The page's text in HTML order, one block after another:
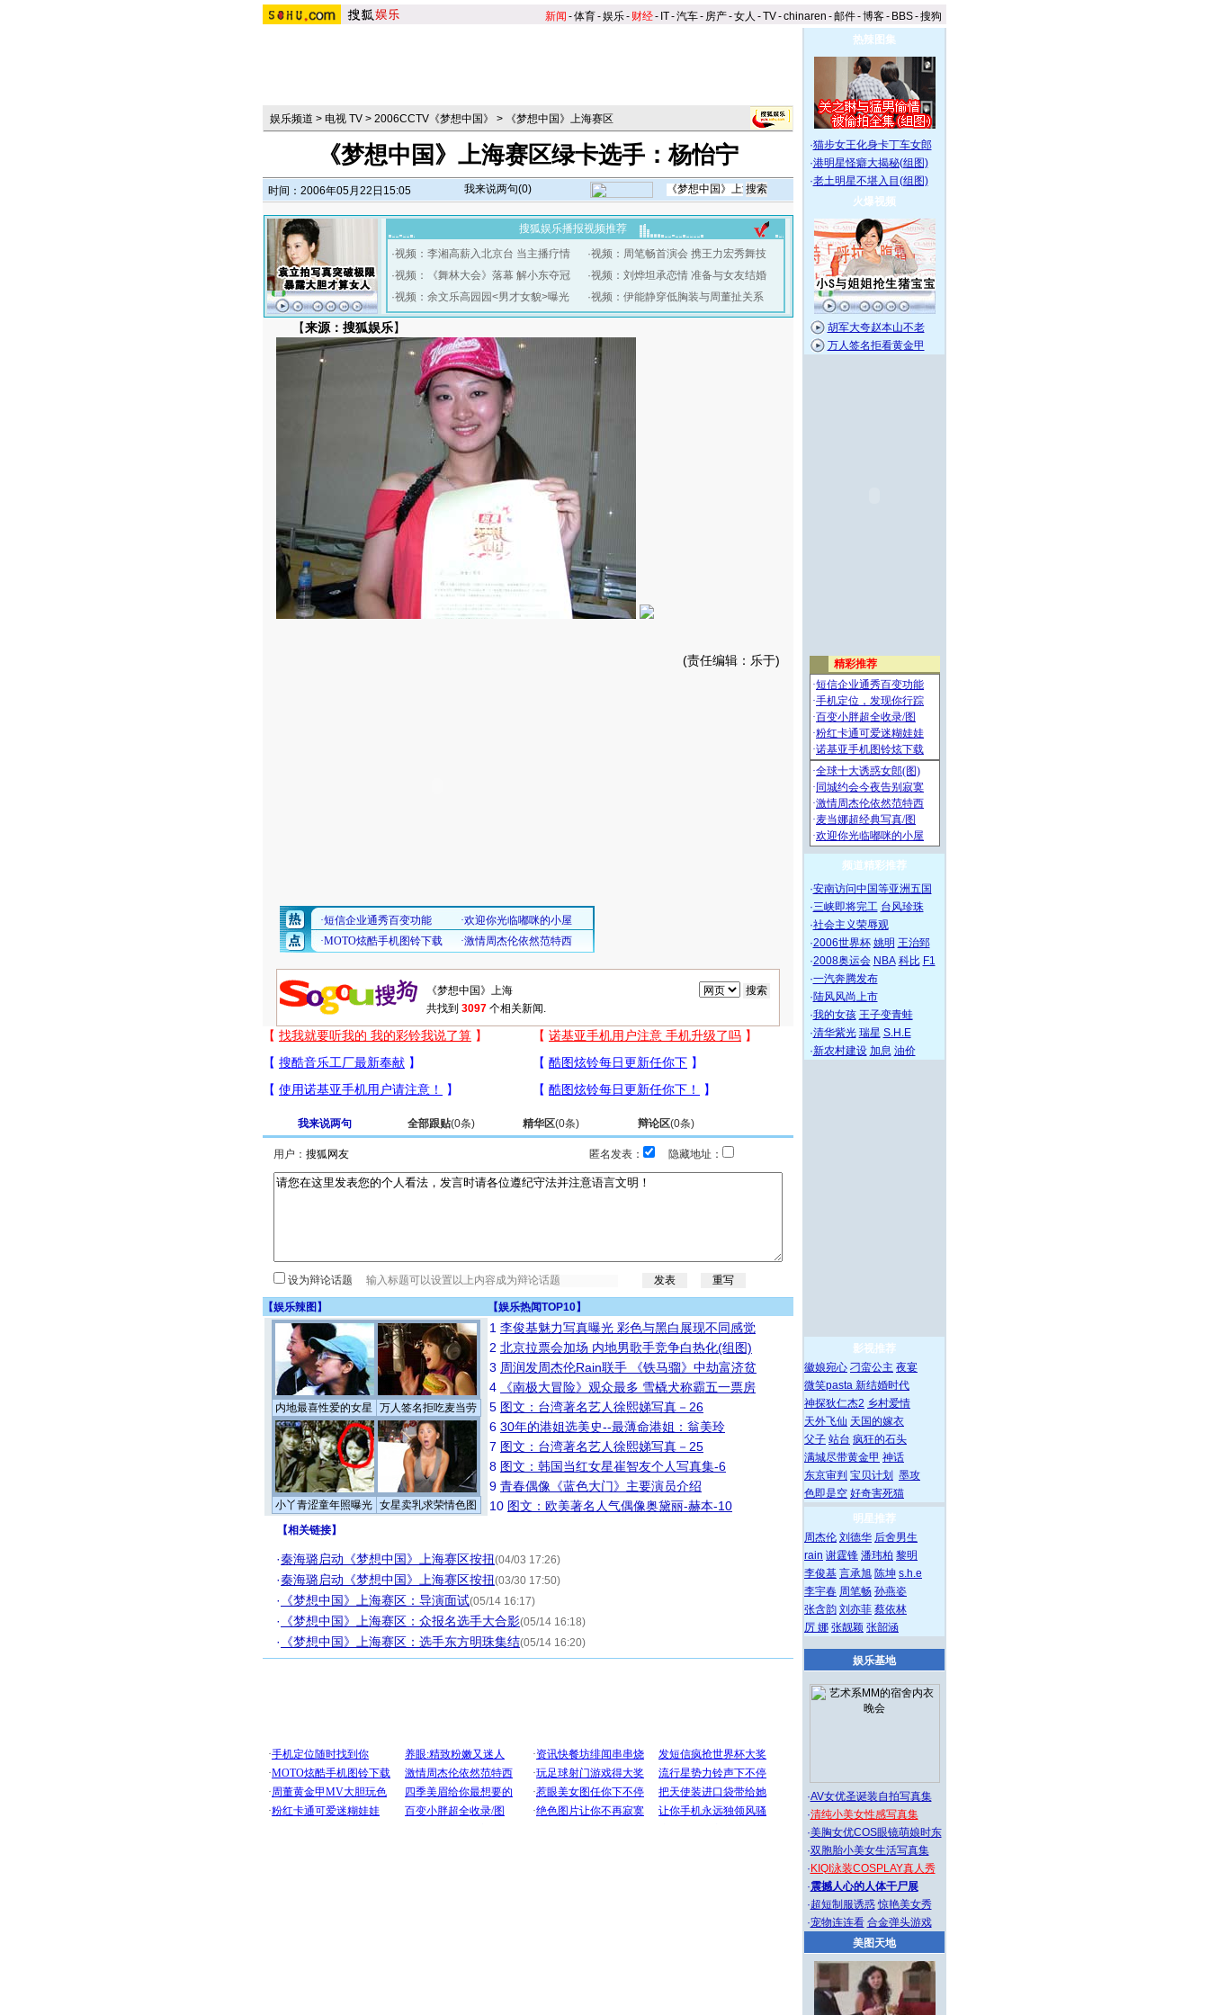
新闻 -体育-娱乐- 财经- IT-汽车- 房产-女人 -TV-chinaren -邮件-博客- BBS-搜狗
娱乐频道 > 电视 TV > 2006CCTV《梦想中国》 > 《梦想中国》上海赛区
《梦想中国》上海赛区绿卡选手：杨怡宁
时间：2006年05月22日15:05 我来说两句(0)
搜狐娱乐播报视频推荐
·视频：李湘高薪入北京台 当主播疗情
·视频：《舞林大会》落幕 解小东夺冠
·视频：余文乐高园园<男才女貌>曝光
·视频：周笔畅首演会 携王力宏秀舞技
·视频：刘烨坦承恋情 准备与女友结婚
·视频：伊能静穿低胸装与周董扯关系
【来源：搜狐娱乐】
(责任编辑：乐于)
共找到 3097 个相关新闻.
我来说两句 全部跟贴(0条) 精华区(0条) 辩论区(0条)
用户： 匿名发表： 隐藏地址：
设为辩论话题
【娱乐辣图 】 【娱乐热闻TOP10】
内地最喜性爱的女星 万人签名拒吃麦当劳
小丫青涩童年照曝光 女星卖乳求荣情色图
1 李俊基魅力写真曝光 彩色与黑白展现不同感觉
2 北京拉票会加场 内地男歌手竞争白热化(组图)
3 周润发周杰伦Rain联手 《铁马骝》中劫富济贫
4
《南极大冒险》观众最多 雪橇犬称霸五一票房
5 图文：台湾著名艺人徐熙娣写真－26
6 30年的港姐选美史--最薄命港姐：翁美玲
7 图文：台湾著名艺人徐熙娣写真－25
8 图文：韩国当红女星崔智友个人写真集-6
9 青春偶像《蓝色大门》主要演员介绍
10 图文：欧美著名人气偶像奥黛丽-赫本-10
【相关链接】
·秦海璐启动《梦想中国》上海赛区按扭(04/03 17:26)
·秦海璐启动《梦想中国》上海赛区按扭(03/30 17:50)
· 《梦想中国》上海赛区：导演面试(05/14 16:17)
· 《梦想中国》上海赛区：众报名选手大合影(05/14 16:18)
· 《梦想中国》上海赛区：选手东方明珠集结(05/14 16:20)
热辣图集
·猫步女王化身卡丁车女郎
·港明星怪癖大揭秘(组图)
·老土明星不堪入目(组图)
火爆视频
胡军大夸赵本山不老
万人签名拒看黄金甲
频道精彩推荐
·安南访问中国等亚洲五国
·三峡即将完工 台风珍珠
·社会主义荣辱观
·2006世界杯 姚明 王治郅
·2008奥运会 NBA 科比 F1
·一汽奔腾发布
·陆风风尚上市
·我的女孩 王子变青蛙
·清华紫光 瑞星 S.H.E
·新农村建设 加息 油价
影视推荐
徽娘宛心 刁蛮公主 夜宴
微笑pasta 新结婚时代
神探狄仁杰2 乡村爱情
天外飞仙 天国的嫁衣
父子 站台 疯狂的石头
满城尽带黄金甲 神话
东京审判 宝贝计划
墨攻
色即是空 好奇害死猫
明星推荐
周杰伦 刘德华 后舍男生
rain 谢霆锋 潘玮柏 黎明
李俊基 言承旭 陈坤 s.h.e
李宇春 周笔畅 孙燕姿
张含韵 刘亦菲 蔡依林
厉 娜 张靓颖 张韶涵
娱乐基地
·AV女优圣诞装自拍写真集
·清纯小美女性感写真集
·美胸女优COS眼镜萌娘时东
·双胞胎小美女生活写真集
· KIQI泳装COSPLAY真人秀
·震撼人心的人体干尸展
·超短制服诱惑 惊艳美女秀
·宠物连连看 合金弹头游戏
美图天地